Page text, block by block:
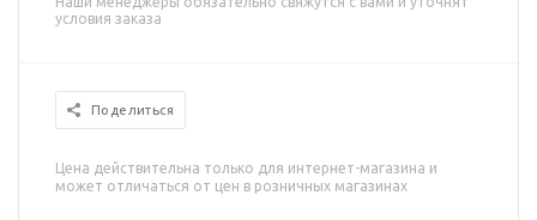
условия заказа
Поделиться
Цена действительна только для интернет-магазина и
может отличаться от цен в розничных магазинах